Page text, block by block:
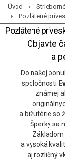
Úvod
Pozlátené
Pozlátené
Objavte
a
Do našej
spoločnosti
známej
a bižutérie so
Šperky sa
Základom
a vysoká
aj rozličný